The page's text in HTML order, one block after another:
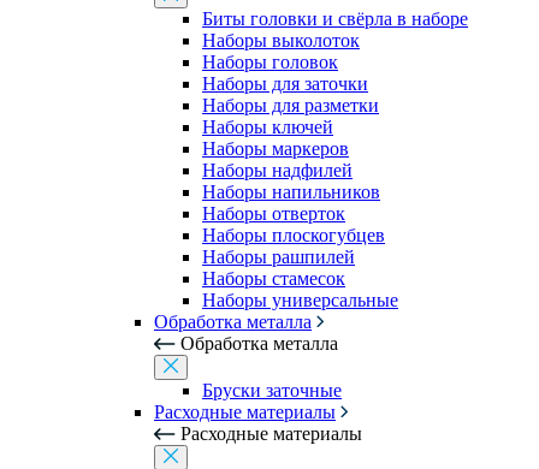
Биты головки и свёрла в наборе
Наборы выколоток
Наборы головок
Наборы для заточки
Наборы для разметки
Наборы ключей
Наборы маркеров
Наборы надфилей
Наборы напильников
Наборы отверток
Наборы плоскогубцев
Наборы рашпилей
Наборы стамесок
Наборы универсальные
Обработка металла
Обработка металла
Бруски заточные
Расходные материалы
Расходные материалы